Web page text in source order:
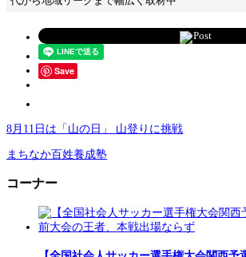
Post
Save
8月11日は「山の日」 山登りに挑戦
まちなか百姓養成塾
コーナー